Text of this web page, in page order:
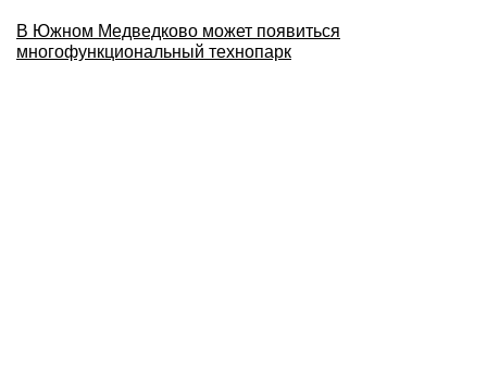
В Южном Медведково может появиться
многофункциональный технопарк